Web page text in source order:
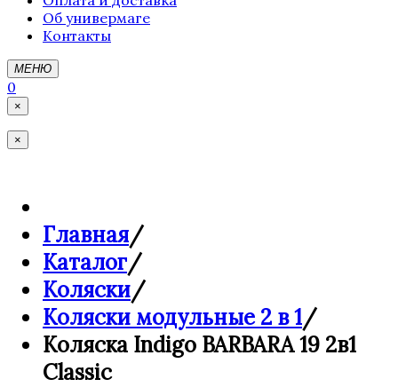
Об универмаге
Контакты
МЕНЮ
0
×
×
Главная/
Каталог/
Коляски/
Коляски модульные 2 в 1/
Коляска Indigo BARBARA 19 2в1
Classic